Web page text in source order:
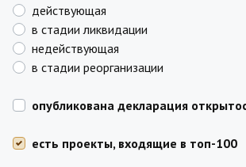
действующая
в стадии ликвидации
недействующая
в стадии реорганизации
опубликована декларация
есть проекты, входящие в топ-100